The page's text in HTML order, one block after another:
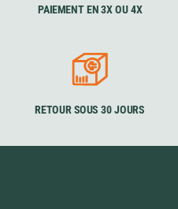
PAIEMENT EN 3X OU 4X
RETOUR SOUS 30 JOURS